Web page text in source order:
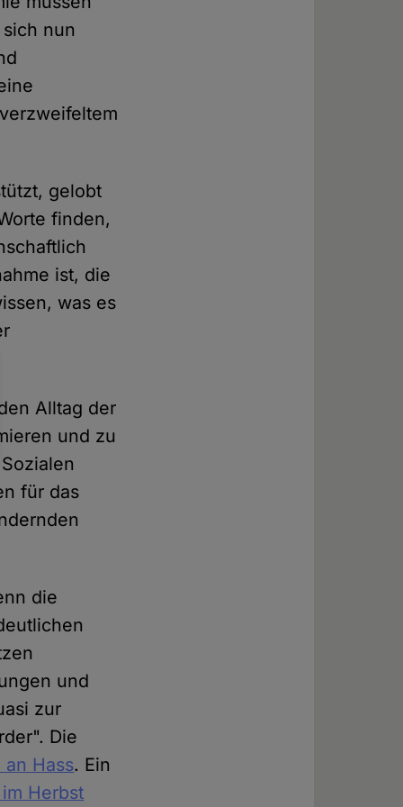
nun
gelobt
finden,
ist, die
was es
Alltag der
und zu
für das
die
und
zur
Die
Hass. Ein
Herbst